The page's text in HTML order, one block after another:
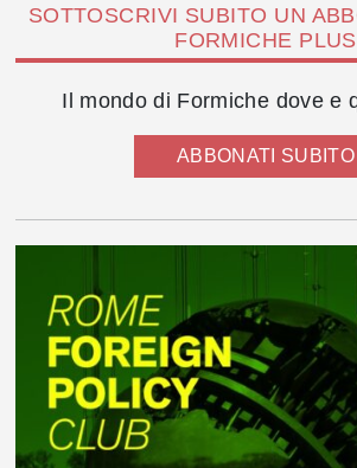
SOTTOSCRIVI SUBITO UN
FORMICHE PLUS
Il mondo di Formiche dove e
ABBONATI SUBITO